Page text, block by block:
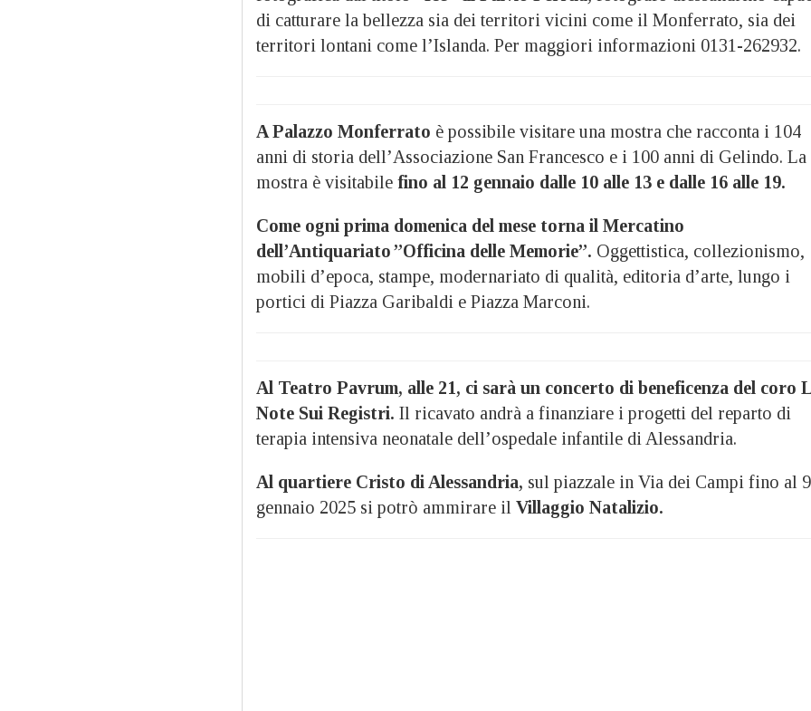
di catturare la bellezza sia dei territori vicini come il Monferrato, sia dei
territori lontani come l’Islanda. Per maggiori informazioni 0131-262932.
A Palazzo Monferrato è possibile visitare una mostra che racconta i 104
anni di storia dell’Associazione San Francesco e i 100 anni di Gelindo. La
mostra è visitabile fino al 12 gennaio dalle 10 alle 13 e dalle 16 alle 19.
Come ogni prima domenica del mese torna il Mercatino
dell’Antiquariato ”Officina delle Memorie”. Oggettistica, collezionismo,
mobili d’epoca, stampe, modernariato di qualità, editoria d’arte, lungo i
portici di Piazza Garibaldi e Piazza Marconi.
Al Teatro Pavrum, alle 21, ci sarà un concerto di beneficenza del coro
Note Sui Registri. Il ricavato andrà a finanziare i progetti del reparto di
terapia intensiva neonatale dell’ospedale infantile di Alessandria.
Al quartiere Cristo di Alessandria, sul piazzale in Via dei Campi fino al 9
gennaio 2025 si potrò ammirare il Villaggio Natalizio.